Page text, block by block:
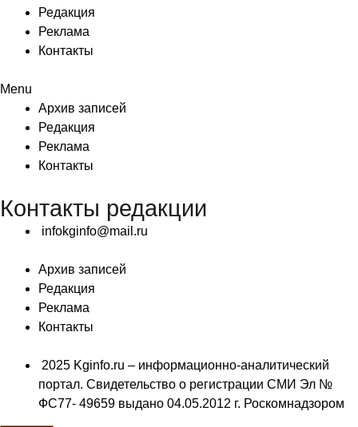
Редакция
Реклама
Контакты
Menu
Архив записей
Редакция
Реклама
Контакты
Контакты редакции
infokginfo@mail.ru
Архив записей
Редакция
Реклама
Контакты
2025 Kginfo.ru – информационно-аналитический
портал. Свидетельство о регистрации СМИ Эл №
ФС77- 49659 выдано 04.05.2012 г. Роскомнадзором